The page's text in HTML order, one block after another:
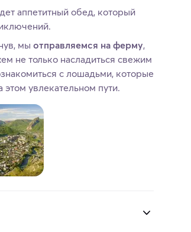
аппетитный обед, который
мы отправляемся на ферму,
не только насладиться свежим
с лошадьми, которые
увлекательном пути.